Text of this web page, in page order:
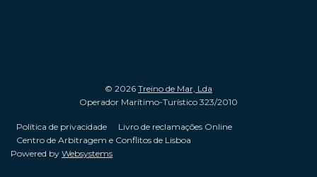
© 2026 Treino de Mar, Lda
Operador Marítimo-Turístico 323/2010
Política de privacidade
Livro de reclamações Online
Centro de Arbitragem e Conflitos de Lisboa
Powered by Websystems